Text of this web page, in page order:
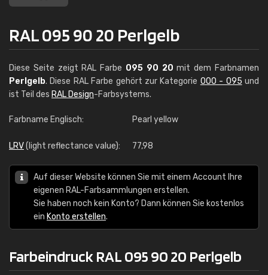
RAL 095 90 20 Perlgelb
Diese Seite zeigt RAL Farbe 095 90 20 mit dem Farbnamen
Perlgelb. Diese RAL Farbe gehört zur Kategorie 000 - 095 und
ist Teil des RAL Design-Farbsystems.
Farbname Englisch: Pearl yellow
LRV(light reflectance value): 77,98
Auf dieser Website können Sie mit einem Account Ihre
eigenen RAL-Farbsammlungen erstellen.
Sie haben noch kein Konto? Dann können Sie kostenlos
ein Konto erstellen.
Farbeindruck RAL 095 90 20 Perlgelb